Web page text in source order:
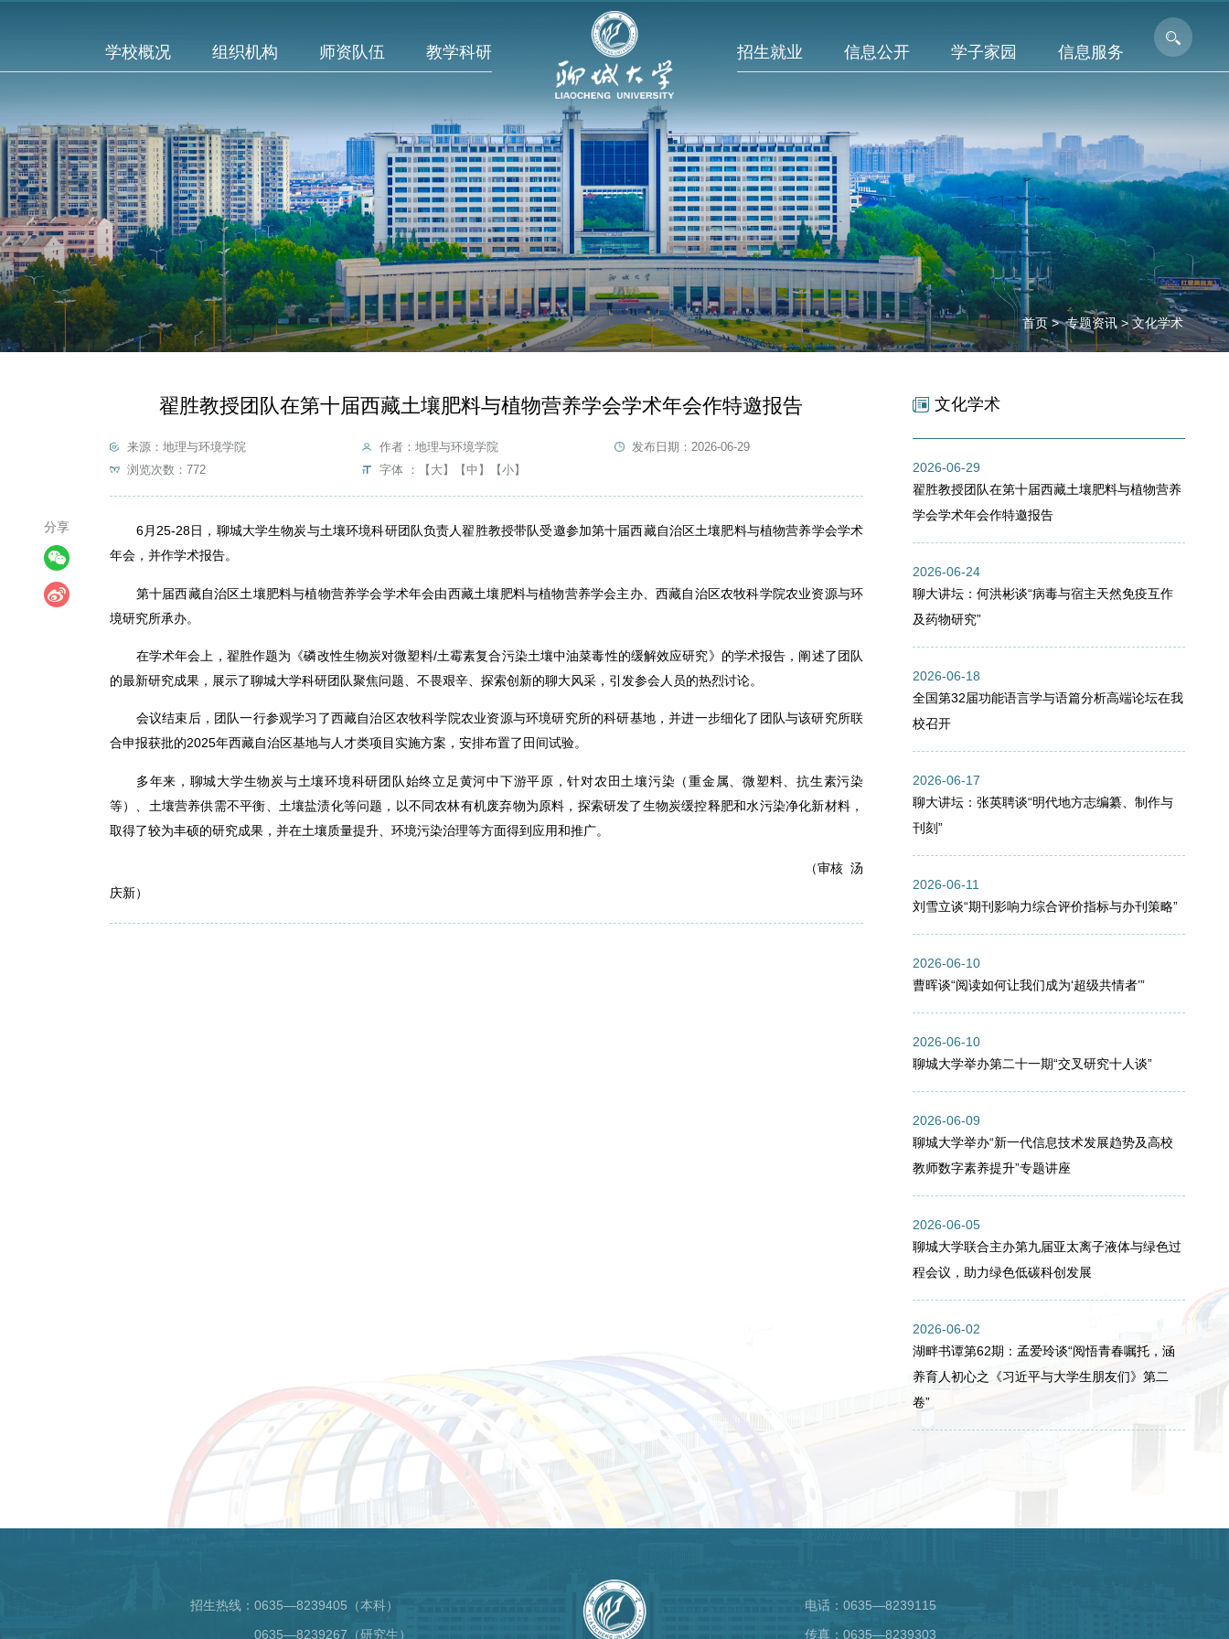
学校概况 组织机构 师资队伍 教学科研 招生就业 信息公开 学子家园 信息服务
首页 > 专题资讯 > 文化学术
翟胜教授团队在第十届西藏土壤肥料与植物营养学会学术年会作特邀报告
来源：地理与环境学院 作者：地理与环境学院
发布日期：2026-06-29
浏览次数：772 字体 ： 【大】 【中】 【小】
6月25-28日，聊城大学生物炭与土壤环境科研团队负责人翟胜教授带队受邀参加第十届西藏自治区土壤肥料与植物营养学会学术
年会，并作学术报告。
第十届西藏自治区土壤肥料与植物营养学会学术年会由西藏土壤肥料与植物营养学会主办、西藏自治区农牧科学院农业资源与环
境研究所承办。
在学术年会上，翟胜作题为《磷改性生物炭对微塑料/土霉素复合污染土壤中油菜毒性的缓解效应研究》的学术报告，阐述了团队
的最新研究成果，展示了聊城大学科研团队聚焦问题、不畏艰辛、探索创新的聊大风采，引发参会人员的热烈讨论。
会议结束后，团队一行参观学习了西藏自治区农牧科学院农业资源与环境研究所的科研基地，并进一步细化了团队与该研究所联
合申报获批的2025年西藏自治区基地与人才类项目实施方案，安排布置了田间试验。
多年来，聊城大学生物炭与土壤环境科研团队始终立足黄河中下游平原，针对农田土壤污染（重金属、微塑料、抗生素污染
等）、土壤营养供需不平衡、土壤盐渍化等问题，以不同农林有机废弃物为原料，探索研发了生物炭缓控释肥和水污染净化新材料，
取得了较为丰硕的研究成果，并在土壤质量提升、环境污染治理等方面得到应用和推广。
（审核 汤
庆新）
分享
文化学术
2026-06-29
翟胜教授团队在第十届西藏土壤肥料与植物营养
学会学术年会作特邀报告
2026-06-24
聊大讲坛：何洪彬谈“病毒与宿主天然免疫互作
及药物研究”
2026-06-18
全国第32届功能语言学与语篇分析高端论坛在我
校召开
2026-06-17
聊大讲坛：张英聘谈“明代地方志编纂、制作与
刊刻”
2026-06-11
刘雪立谈“期刊影响力综合评价指标与办刊策略”
2026-06-10
曹晖谈“阅读如何让我们成为‘超级共情者’”
2026-06-10
聊城大学举办第二十一期“交叉研究十人谈”
2026-06-09
聊城大学举办“新一代信息技术发展趋势及高校
教师数字素养提升”专题讲座
2026-06-05
聊城大学联合主办第九届亚太离子液体与绿色过
程会议，助力绿色低碳科创发展
2026-06-02
湖畔书谭第62期：孟爱玲谈“阅悟青春嘱托，涵
养育人初心之《习近平与大学生朋友们》第二
卷”
招生热线： 0635—8239405（本科）
0635—8239267（研究生）
电话：0635—8239115
传真：0635—8239303